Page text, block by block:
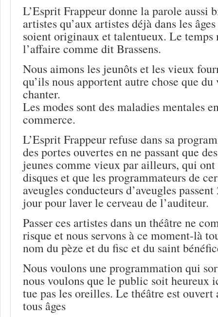
L’Esprit Frappeur donne la parole aussi
artistes qu’aux artistes déjà dans les
soient originaux et talentueux. Le temps
l’affaire comme dit Brassens.
Nous aimons les jeunôts et les vieux
qu’ils nous apportent autre chose que
chanter.
Les modes sont des maladies mentales
commerce.
L’Esprit Frappeur refuse dans sa
des portes ouvertes en ne passant que
jeunes comme vieux par ailleurs, qui ont
disques et que les programmateurs de
aveugles conducteurs d’aveugles
jour pour laver le cerveau de l’auditeur.
Passer ces artistes dans un théâtre ne
risque et nous servons à ce moment-là
nom du pèze et du fisc et du saint
Nous voulons une programmation qui
nous voulons que le public soit heureux
tue pas les oreilles. Le théâtre est ouvert
tous âges